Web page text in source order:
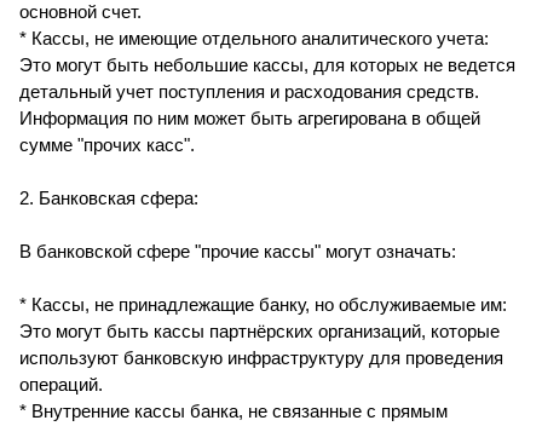
основной счет.
* Кассы, не имеющие отдельного аналитического учета:
Это могут быть небольшие кассы, для которых не ведется
детальный учет поступления и расходования средств.
Информация по ним может быть агрегирована в общей
сумме "прочих касс".
2. Банковская сфера:
В банковской сфере "прочие кассы" могут означать:
* Кассы, не принадлежащие банку, но обслуживаемые им:
Это могут быть кассы партнёрских организаций, которые
используют банковскую инфраструктуру для проведения
операций.
* Внутренние кассы банка, не связанные с прямым